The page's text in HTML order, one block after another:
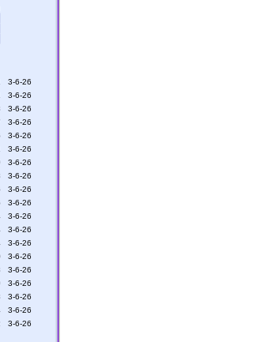
3-6-26 23:51
3-6-26 23:51
3-6-26 23:38
3-6-26 23:37
3-6-26 23:36
3-6-26 23:31
3-6-26 23:29
3-6-26 23:28
3-6-26 23:26
3-6-26 23:26
3-6-26 23:24
3-6-26 23:24
3-6-26 23:24
3-6-26 23:20
3-6-26 23:18
3-6-26 23:09
3-6-26 22:58
3-6-26 22:54
3-6-26 22:52